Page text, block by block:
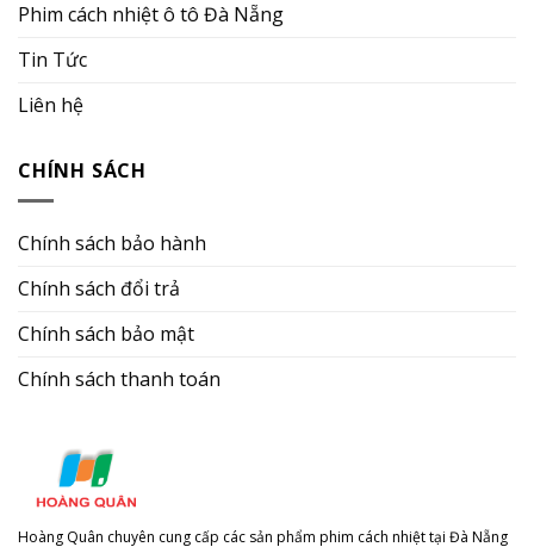
Phim cách nhiệt ô tô Đà Nẵng
Tin Tức
Liên hệ
CHÍNH SÁCH
Chính sách bảo hành
Chính sách đổi trả
Chính sách bảo mật
Chính sách thanh toán
Hoàng Quân chuyên cung cấp các sản phẩm phim cách nhiệt tại Đà Nẵng